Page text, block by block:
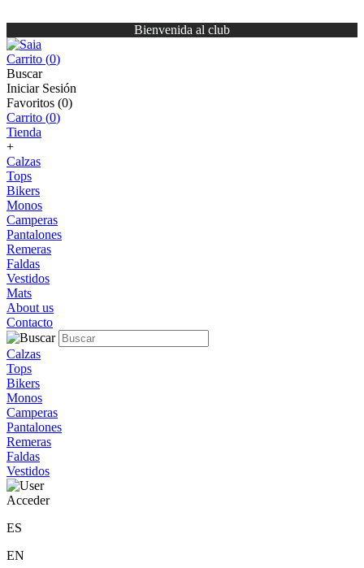
Bienvenida al club
Carrito (0)
Buscar
Iniciar Sesión
Favoritos (0)
Carrito (0)
Tienda
+
Calzas
Tops
Bikers
Monos
Camperas
Pantalones
Remeras
Faldas
Vestidos
Mats
About us
Contacto
Calzas
Tops
Bikers
Monos
Camperas
Pantalones
Remeras
Faldas
Vestidos
Acceder
ES
EN